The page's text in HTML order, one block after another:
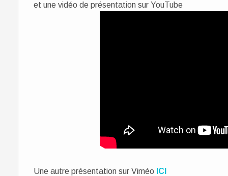
et une vidéo de présentation sur YouTube
Une autre présentation sur Viméo ICI